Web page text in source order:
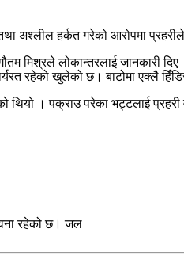
तथा अश्लील हर्कत गरेको आरोपमा
मिश्रले लोकान्तरलाई जानकारी दिए
रहेको खुलेको छ। बाटोमा एक्लै
। पक्राउ परेका भट्टलाई प्रहरी
रहेको छ। जल